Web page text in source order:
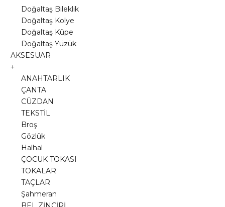
Doğaltaş Bileklik
Doğaltaş Kolye
Doğaltaş Küpe
Doğaltaş Yüzük
AKSESUAR
ANAHTARLIK
ÇANTA
CÜZDAN
TEKSTİL
Broş
Gözlük
Halhal
ÇOCUK TOKASI
TOKALAR
TAÇLAR
Şahmeran